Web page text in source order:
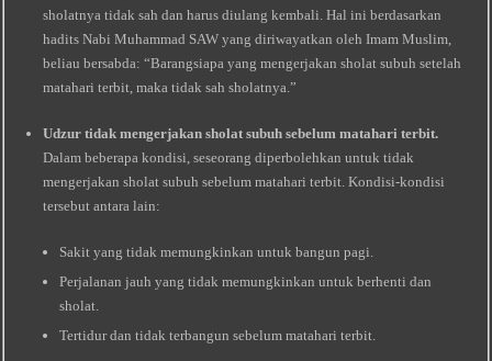
sholatnya tidak sah dan harus diulang kembali. Hal ini berdasarkan
hadits Nabi Muhammad SAW yang diriwayatkan oleh Imam Muslim,
beliau bersabda: “Barangsiapa yang mengerjakan sholat subuh setelah
matahari terbit, maka tidak sah sholatnya.”
Udzur tidak mengerjakan sholat subuh sebelum matahari terbit.
Dalam beberapa kondisi, seseorang diperbolehkan untuk tidak
mengerjakan sholat subuh sebelum matahari terbit. Kondisi-kondisi
tersebut antara lain:
Sakit yang tidak memungkinkan untuk bangun pagi.
Perjalanan jauh yang tidak memungkinkan untuk berhenti dan
sholat.
Tertidur dan tidak terbangun sebelum matahari terbit.